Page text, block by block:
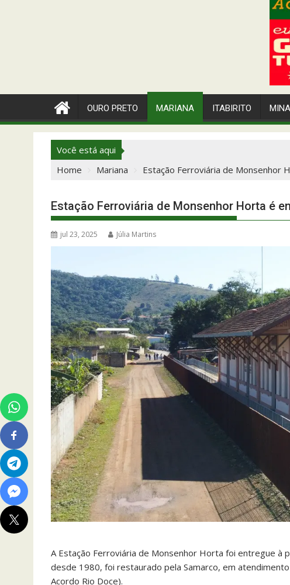
OURO PRETO MARIANA ITABIRITO
Você está aqui
Home
Mariana Estação Ferroviária de Monsenhor
Estação Ferroviária de Monsenhor Horta é
jul 23, 2025 Júlia Martins
A Estação Ferroviária de Monsenhor Horta foi entregue à
desde 1980, foi restaurado pela Samarco, em
Acordo Rio Doce).